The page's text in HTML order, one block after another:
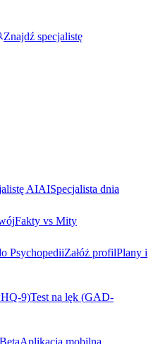
Znajdź specjalistę
AIAISpecjalista dnia
Fakty vs Mity
PsychopediiZałóż profilPlany i
9)Test na lęk (GAD-
BetaAplikacja mobilna